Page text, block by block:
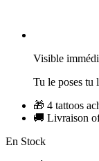
Visible
Tu le poses tu
🎁 4 tattoos
🚚 Livraison
En Stock